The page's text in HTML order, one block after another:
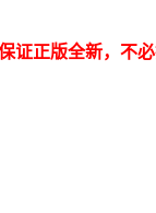
证正版全新，不